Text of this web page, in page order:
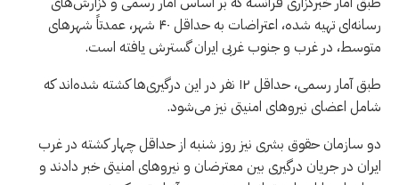
رسانه‌ای تهیه شده، اعتراضات به حداقل ۴۰ شهر، عمدتاً شهرهای
متوسط، در غرب و جنوب غربی ایران گسترش یافته است.
طبق آمار رسمی، حداقل ۱۲ نفر در این درگیری‌ها کشته شده‌اند که
شامل اعضای نیروهای امنیتی نیز می‌شود.
دو سازمان حقوق بشری نیز روز شنبه از حداقل چهار کشته در غرب
ایران در جریان درگیری بین معترضان و نیروهای امنیتی خبر دادند و